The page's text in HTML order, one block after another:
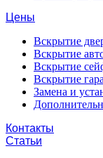
Цены
Вскрытие
Вскрытие
Вскрытие
Вскрытие
Замена и
Контакты
Статьи